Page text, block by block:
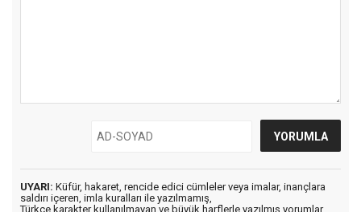
UYARI: Küfür, hakaret, rencide edici cümleler veya imalar, inançlara
saldırı içeren, imla kuralları ile yazılmamış,
Türkçe karakter kullanılmayan ve büyük harflerle yazılmış yorumlar